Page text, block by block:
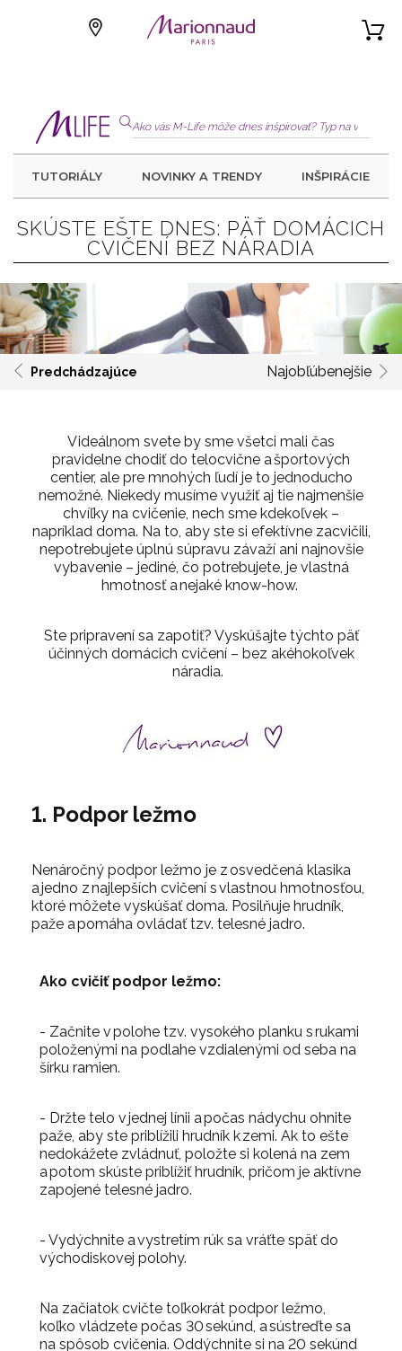
TUTORIÁLY NOVINKY A TRENDY INŠPIRÁCIE
SKÚSTE EŠTE DNES: PÄŤ DOMÁCICH
CVIČENÍ BEZ NÁRADIA
Predchádzajúce Najobľúbenejšie
V ideálnom svete by sme všetci mali čas
pravidelne chodiť do telocvične a športových
centier, ale pre mnohých ľudí je to jednoducho
nemožné. Niekedy musíme využiť aj tie najmenšie
chvíľky na cvičenie, nech sme kdekoľvek –
napríklad doma. Na to, aby ste si efektívne zacvičili,
nepotrebujete úplnú súpravu závaží ani najnovšie
vybavenie – jediné, čo potrebujete, je vlastná
hmotnosť a nejaké know-how.
Ste pripravení sa zapotiť? Vyskúšajte týchto päť
účinných domácich cvičení – bez akéhokoľvek
náradia.
1. Podpor ležmo
Nenáročný podpor ležmo je z osvedčená klasika
a jedno z najlepších cvičení s vlastnou hmotnosťou,
ktoré môžete vyskúšať doma. Posilňuje hrudník,
paže a pomáha ovládať tzv. telesné jadro.
Ako cvičiť podpor ležmo:
- Začnite v polohe tzv. vysokého planku s rukami
položenými na podlahe vzdialenými od seba na
šírku ramien.
- Držte telo v jednej línii a počas nádychu ohnite
paže, aby ste priblížili hrudník k zemi. Ak to ešte
nedokážete zvládnuť, položte si kolená na zem
a potom skúste priblížiť hrudník, pričom je aktívne
zapojené telesné jadro.
- Vydýchnite a vystretím rúk sa vráťte späť do
východiskovej polohy.
Na začiatok cvičte toľkokrát podpor ležmo,
koľko vládzete počas 30 sekúnd, a sústreďte sa
na spôsob cvičenia. Oddýchnite si na 20 sekúnd